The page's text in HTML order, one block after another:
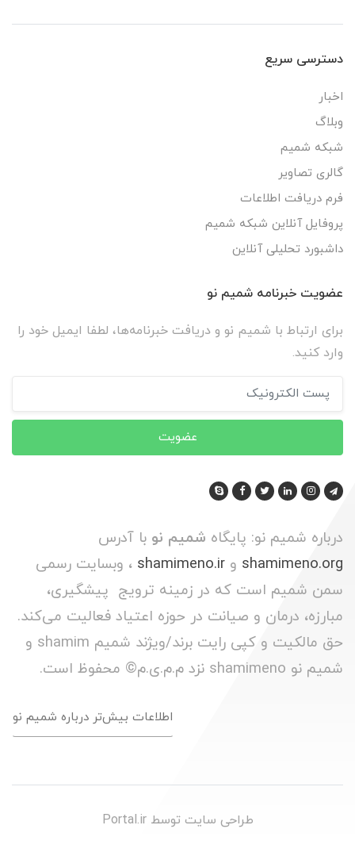
دسترسی سریع
اخبار
وبلاگ
شبکه شمیم
گالری تصاویر
فرم دریافت اطلاعات
پروفایل آنلاین شبکه شمیم
داشبورد تحلیلی آنلاین
عضویت خبرنامه شمیم نو
برای ارتباط با شمیم نو و دریافت خبرنامه‌ها، لطفا ایمیل خود را
وارد کنید.
عضویت
درباره شمیم نو: پایگاه شمیم نو با آدرس
shamimeno.org و shamimeno.ir ، وبسایت رسمی
سمن شمیم است که در زمینه ترویج پیشگیری،
مبارزه، درمان و صیانت در حوزه اعتیاد فعالیت می‌کند.
حق مالکیت و کپی رایت برند/ویژند شمیم shamim و
شمیم نو shamimeno نزد م.م.ی.م© محفوظ است.
اطلاعات بیش‌تر درباره شمیم نو
طراحی سایت توسطPortal.ir